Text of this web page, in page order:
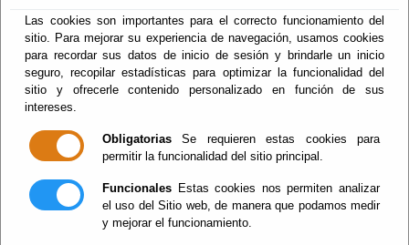
Las cookies son importantes para el correcto funcionamiento del
sitio. Para mejorar su experiencia de navegación, usamos cookies
para recordar sus datos de inicio de sesión y brindarle un inicio
seguro, recopilar estadísticas para optimizar la funcionalidad del
sitio y ofrecerle contenido personalizado en función de sus
intereses.
Obligatorias Se requieren estas cookies para
permitir la funcionalidad del sitio principal.
Funcionales Estas cookies nos permiten analizar
el uso del Sitio web, de manera que podamos medir
y mejorar el funcionamiento.
Sugerencias y
Reclamaciones
Sugerencias y Reclamaciones: